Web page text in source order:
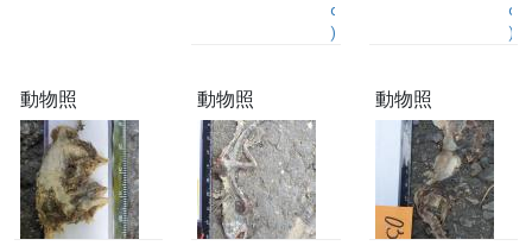
d
)
d
)
動物照 動物照 動物照